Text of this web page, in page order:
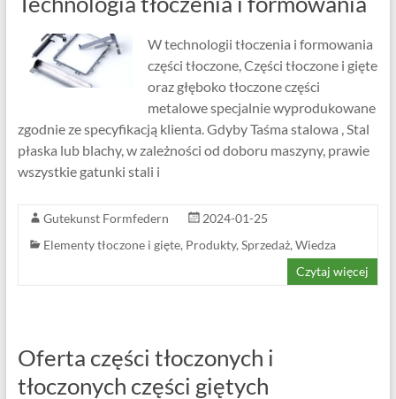
W technologii tłoczenia i formowania
części tłoczone, Części tłoczone i gięte
oraz głęboko tłoczone części
metalowe specjalnie wyprodukowane
zgodnie ze specyfikacją klienta. Gdyby Taśma stalowa , Stal
płaska lub blachy, w zależności od doboru maszyny, prawie
wszystkie gatunki stali i
Gutekunst Formfedern
2024-01-25
Elementy tłoczone i gięte, Produkty, Sprzedaż, Wiedza
Czytaj więcej
Oferta części tłoczonych i
tłoczonych części giętych